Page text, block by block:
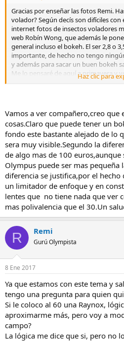
Gracias por enseñar las fotos Remi.
volador? Según decís son difíciles
internet fotos de insectos voladores
web Robín Wong, que además le
general incluso el bokeh. El ser 2,8 o
importante, de hecho no tengo
y además para sacar un buen bokeh
Me lo pensaré de aquí a primavera y
segunda mano o compro el 30mm.
Haz clic para
Vamos a ver compañero,creo que
cosas.Claro que puede tener un
fondo este bastante alejado de lo
sera muy visible.Segundo la
de algo mas de 100
Olympus puede ser mas pequeña
diferencia se justifica,por el hecho
un limitador de enfoque y en
lentes que no tiene nada que ver
mas polivalencia que el 30.Un
R Remi
Gurú Olympista
8 Ene 2017
Ya que estamos con este tema y
tengo una pregunta para quien
Si le coloco al 60 una Raynox,
aproximarme más, pero voy a
campo?
La lógica me dice que si, pero no